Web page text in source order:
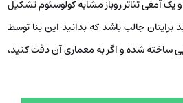
آمفی تئاتر روباز مشابه کولوسئوم تشکیل
جالب باشد که بدانید این بنا توسط
ساخته شده و اگر به معماری آن دقت کنید،